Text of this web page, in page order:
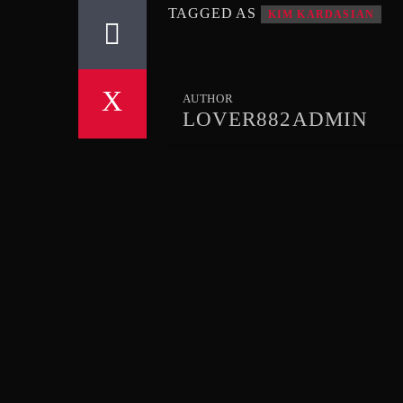
TAGGED AS KIM KARDASIAN
AUTHOR
LOVER882ADMIN